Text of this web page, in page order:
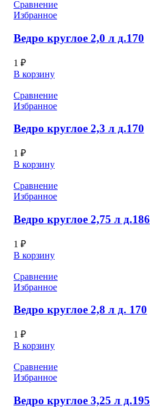
Сравнение
Избранное
Ведро круглое 2,0 л д.170
1 ₽
В корзину
Сравнение
Избранное
Ведро круглое 2,3 л д.170
1 ₽
В корзину
Сравнение
Избранное
Ведро круглое 2,75 л д.186
1 ₽
В корзину
Сравнение
Избранное
Ведро круглое 2,8 л д. 170
1 ₽
В корзину
Сравнение
Избранное
Ведро круглое 3,25 л д.195